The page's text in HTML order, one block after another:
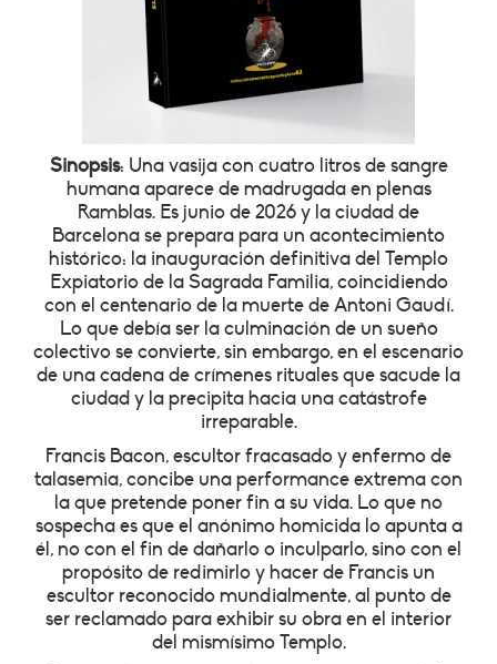
Sinopsis: Una vasija con cuatro litros de sangre
humana aparece de madrugada en plenas
Ramblas. Es junio de 2026 y la ciudad de
Barcelona se prepara para un acontecimiento
histórico: la inauguración definitiva del Templo
Expiatorio de la Sagrada Familia, coincidiendo
con el centenario de la muerte de Antoni Gaudí.
Lo que debía ser la culminación de un sueño
colectivo se convierte, sin embargo, en el escenario
de una cadena de crímenes rituales que sacude la
ciudad y la precipita hacia una catástrofe
irreparable.
Francis Bacon, escultor fracasado y enfermo de
talasemia, concibe una performance extrema con
la que pretende poner fin a su vida. Lo que no
sospecha es que el anónimo homicida lo apunta a
él, no con el fin de dañarlo o inculparlo, sino con el
propósito de redimirlo y hacer de Francis un
escultor reconocido mundialmente, al punto de
ser reclamado para exhibir su obra en el interior
del mismísimo Templo.